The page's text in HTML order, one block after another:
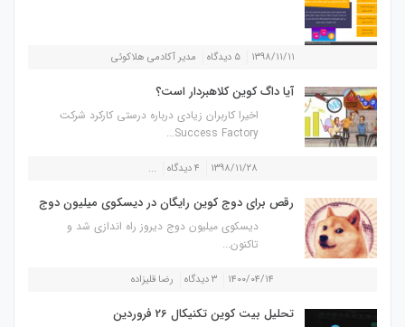
۱۳۹۸/۱۱/۱۱ ۵ دیدگاه مدیر آکادمی هلاکوئی
آیا داگ کوین کلاهبردار است؟
اخیرا کاربران زیادی درباره درستی کارکرد شرکت
Success Factory...
۱۳۹۸/۱۱/۲۸ ۴ دیدگاه ...
رقص برای دوج کوین رایگان در دیسکوی میلیون دوج
دیسکوی میلیون دوج دیروز راه اندازی شد و
تاکنون...
۱۴۰۰/۰۴/۱۴ ۳ دیدگاه رضا قلیزاده
تحلیل بیت کوین تکنیکال 26 فروردین